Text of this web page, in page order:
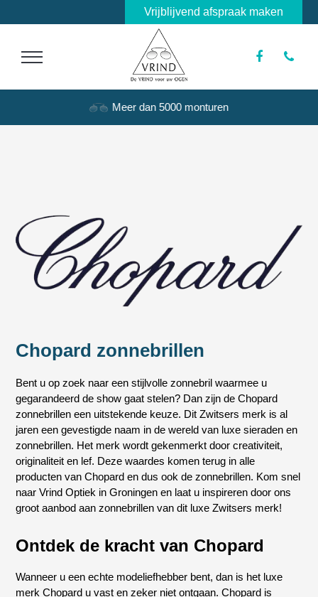
Meer dan 5000 monturen
Chopard zonnebrillen
Bent u op zoek naar een stijlvolle zonnebril waarmee u
gegarandeerd de show gaat stelen? Dan zijn de Chopard
zonnebrillen een uitstekende keuze. Dit Zwitsers merk is al
jaren een gevestigde naam in de wereld van luxe sieraden en
zonnebrillen. Het merk wordt gekenmerkt door creativiteit,
originaliteit en lef. Deze waardes komen terug in alle
producten van Chopard en dus ook de zonnebrillen. Kom snel
naar Vrind Optiek in Groningen en laat u inspireren door ons
groot aanbod aan zonnebrillen van dit luxe Zwitsers merk!
Ontdek de kracht van Chopard
Wanneer u een echte modeliefhebber bent, dan is het luxe
merk Chopard u vast en zeker niet ontgaan. Chopard is
Vrijblijvend afspraak maken